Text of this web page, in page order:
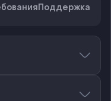
Поддержка